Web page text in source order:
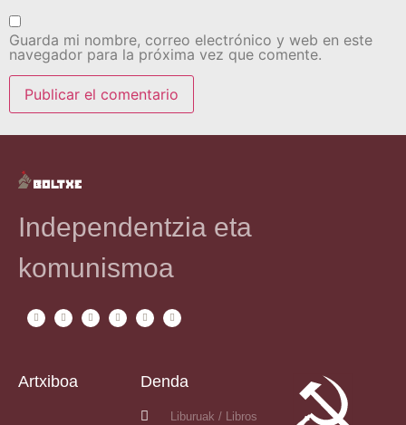
Guarda mi nombre, correo electrónico y web en este
navegador para la próxima vez que comente.
Independentzia eta
komunismoa
Artxiboa Denda
Liburuak / Libros